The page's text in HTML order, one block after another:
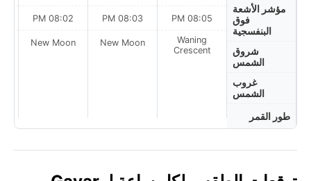
مؤشر الأشعة
فوق
البنفسجية
شروق
الشمس
غروب
الشمس
طور القمر
08:05 PM
Waning
Crescent
08:03 PM
New Moon
08:02 PM
New Moon